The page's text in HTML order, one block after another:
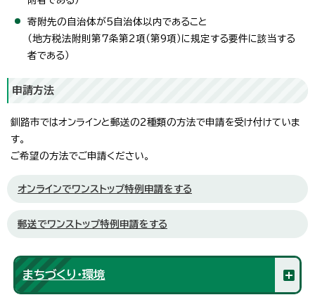
寄附先の自治体が5自治体以内であること
（地方税法附則第7条第2項（第9項）に規定する要件に該当する
者である）
申請方法
釧路市ではオンラインと郵送の2種類の方法で申請を受け付けていま
す。
ご希望の方法でご申請ください。
オンラインでワンストップ特例申請をする
郵送でワンストップ特例申請をする
まちづくり・環境